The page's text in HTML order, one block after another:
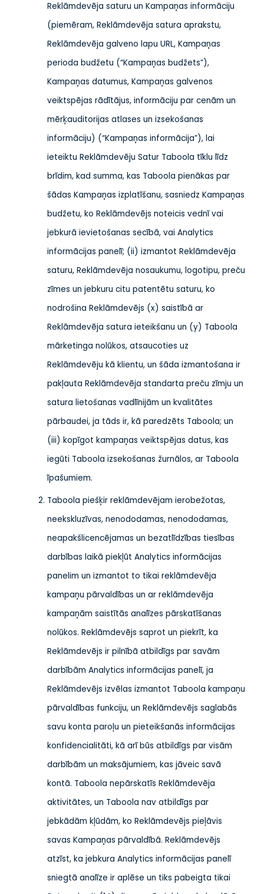
Reklāmdevēja saturu un Kampaņas informāciju
(piemēram, Reklāmdevēja satura aprakstu,
Reklāmdevēja galveno lapu URL, Kampaņas
perioda budžetu (“Kampaņas budžets”),
Kampaņas datumus, Kampaņas galvenos
veiktspējas rādītājus, informāciju par cenām un
mērķauditorijas atlases un izsekošanas
informāciju) (“Kampaņas informācija”), lai
ieteiktu Reklāmdevēju Satur Taboola tīklu līdz
brīdim, kad summa, kas Taboola pienākas par
šādas Kampaņas izplatīšanu, sasniedz Kampaņas
budžetu, ko Reklāmdevējs noteicis vednī vai
jebkurā ievietošanas secībā, vai Analytics
informācijas panelī; (ii) izmantot Reklāmdevēja
saturu, Reklāmdevēja nosaukumu, logotipu, preču
zīmes un jebkuru citu patentētu saturu, ko
nodrošina Reklāmdevējs (x) saistībā ar
Reklāmdevēja satura ieteikšanu un (y) Taboola
mārketinga nolūkos, atsaucoties uz
Reklāmdevēju kā klientu, un šāda izmantošana ir
pakļauta Reklāmdevēja standarta preču zīmju un
satura lietošanas vadlīnijām un kvalitātes
pārbaudei, ja tāds ir, kā paredzēts Taboola; un
(iii) kopīgot kampaņas veiktspējas datus, kas
iegūti Taboola izsekošanas žurnālos, ar Taboola
īpašumiem.
Taboola piešķir reklāmdevējam ierobežotas,
neekskluzīvas, nenododamas, nenododamas,
neapakšlicencējamas un bezatlīdzības tiesības
darbības laikā piekļūt Analytics informācijas
panelim un izmantot to tikai reklāmdevēja
kampaņu pārvaldības un ar reklāmdevēja
kampaņām saistītās analīzes pārskatīšanas
nolūkos. Reklāmdevējs saprot un piekrīt, ka
Reklāmdevējs ir pilnībā atbildīgs par savām
darbībām Analytics informācijas panelī, ja
Reklāmdevējs izvēlas izmantot Taboola kampaņu
pārvaldības funkciju, un Reklāmdevējs saglabās
savu konta paroļu un pieteikšanās informācijas
konfidencialitāti, kā arī būs atbildīgs par visām
darbībām un maksājumiem, kas jāveic savā
kontā. Taboola nepārskatīs Reklāmdevēja
aktivitātes, un Taboola nav atbildīgs par
jebkādām kļūdām, ko Reklāmdevējs pieļāvis
savas Kampaņas pārvaldībā. Reklāmdevējs
atzīst, ka jebkura Analytics informācijas panelī
sniegtā analīze ir aplēse un tiks pabeigta tikai